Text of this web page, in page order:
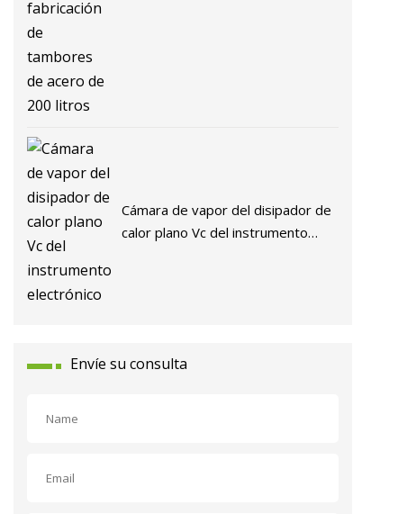
Cámara de vapor del disipador de
calor plano Vc del instrumento
Envíe su consulta